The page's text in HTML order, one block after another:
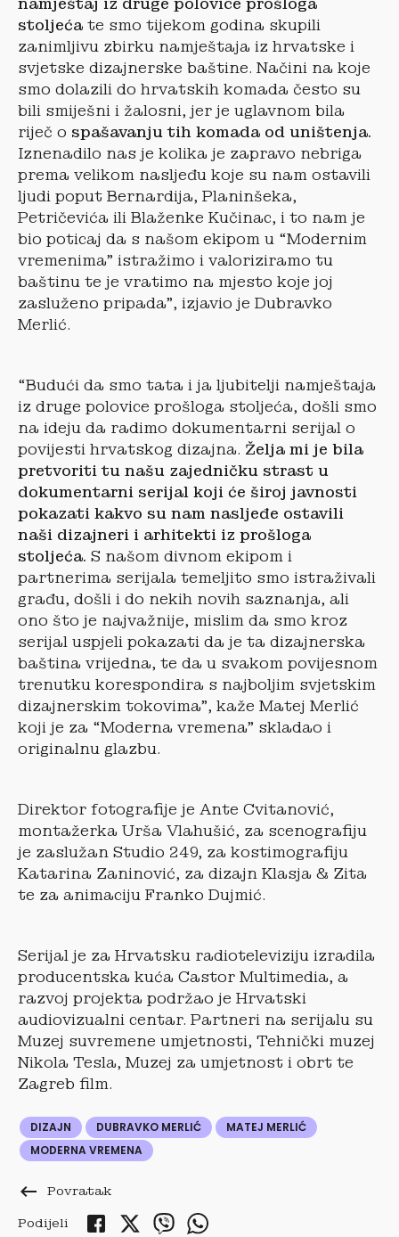
namještaj iz druge polovice prošloga
stoljeća te smo tijekom godina skupili
zanimljivu zbirku namještaja iz hrvatske i
svjetske dizajnerske baštine. Načini na koje
smo dolazili do hrvatskih komada često su
bili smiješni i žalosni, jer je uglavnom bila
riječ o spašavanju tih komada od uništenja.
Iznenadilo nas je kolika je zapravo nebriga
prema velikom nasljeđu koje su nam ostavili
ljudi poput Bernardija, Planinšeka,
Petričevića ili Blaženke Kučinac, i to nam je
bio poticaj da s našom ekipom u “Modernim
vremenima” istražimo i valoriziramo tu
baštinu te je vratimo na mjesto koje joj
zasluženo pripada”, izjavio je Dubravko
Merlić.
“Budući da smo tata i ja ljubitelji namještaja
iz druge polovice prošloga stoljeća, došli smo
na ideju da radimo dokumentarni serijal o
povijesti hrvatskog dizajna. Želja mi je bila
pretvoriti tu našu zajedničku strast u
dokumentarni serijal koji će široj javnosti
pokazati kakvo su nam nasljeđe ostavili
naši dizajneri i arhitekti iz prošloga
stoljeća. S našom divnom ekipom i
partnerima serijala temeljito smo istraživali
građu, došli i do nekih novih saznanja, ali
ono što je najvažnije, mislim da smo kroz
serijal uspjeli pokazati da je ta dizajnerska
baština vrijedna, te da u svakom povijesnom
trenutku korespondira s najboljim svjetskim
dizajnerskim tokovima”, kaže Matej Merlić
koji je za “Moderna vremena” skladao i
originalnu glazbu.
Direktor fotografije je Ante Cvitanović,
montažerka Urša Vlahušić, za scenografiju
je zaslužan Studio 249, za kostimografiju
Katarina Zaninović, za dizajn Klasja & Zita
te za animaciju Franko Dujmić.
Serijal je za Hrvatsku radioteleviziju izradila
producentska kuća Castor Multimedia, a
razvoj projekta podržao je Hrvatski
audiovizualni centar. Partneri na serijalu su
Muzej suvremene umjetnosti, Tehnički muzej
Nikola Tesla, Muzej za umjetnost i obrt te
Zagreb film.
DIZAJN DUBRAVKO MERLIĆ
MATEJ MERLIĆ
MODERNA VREMENA
keyboard_backspace Povratak
Podijeli